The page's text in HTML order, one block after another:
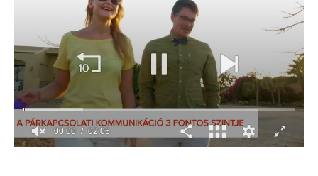
00:01 02:06